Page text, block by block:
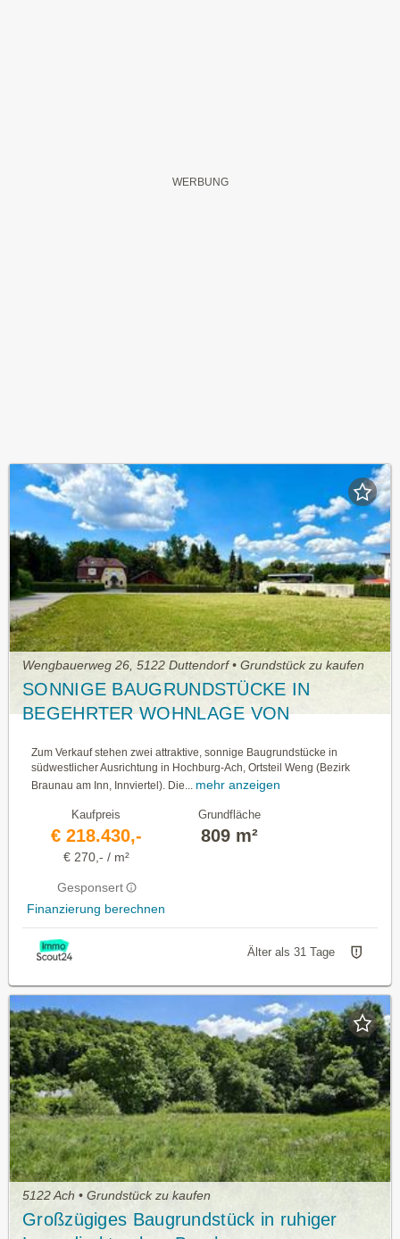
Wengbauerweg 26, 5122 Duttendorf • Grundstück zu kaufen
SONNIGE BAUGRUNDSTÜCKE IN
BEGEHRTER WOHNLAGE VON
Zum Verkauf stehen zwei attraktive, sonnige Baugrundstücke in
südwestlicher Ausrichtung in Hochburg-Ach, Ortsteil Weng (Bezirk
Braunau am Inn, Innviertel). Die... mehr anzeigen
Kaufpreis
€ 218.430,-
€ 270,- / m²
Gesponsert
Finanzierung berechnen
Grundfläche
809 m²
Älter als 31 Tage
5122 Ach • Grundstück zu kaufen
Großzügiges Baugrundstück in ruhiger